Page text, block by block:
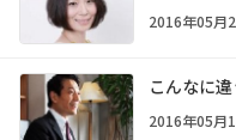
2016年05月
こんなに
2016年05月